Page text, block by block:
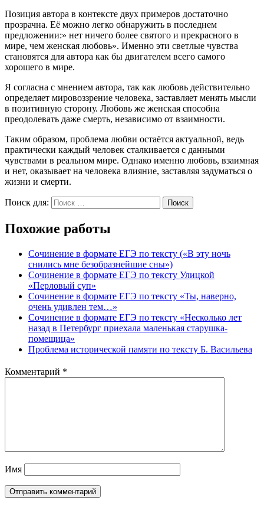
Позиция автора в контексте двух примеров достаточно
прозрачна. Её можно легко обнаружить в последнем
предложении:» нет ничего более святого и прекрасного в
мире, чем женская любовь». Именно эти светлые чувства
становятся для автора как бы двигателем всего самого
хорошего в мире.
Я согласна с мнением автора, так как любовь действительно
определяет мировоззрение человека, заставляет менять мысли
в позитивную сторону. Любовь же женская способна
преодолевать даже смерть, независимо от взаимности.
Таким образом, проблема любви остаётся актуальной, ведь
практически каждый человек сталкивается с данными
чувствами в реальном мире. Однако именно любовь, взаимная
и нет, оказывает на человека влияние, заставляя задуматься о
жизни и смерти.
Поиск для: Поиск
Похожие работы
Сочинение в формате ЕГЭ по тексту («В эту ночь
снились мне безобразнейшие сны»)
Сочинение в формате ЕГЭ по тексту Улицкой
«Перловый суп»
Сочинение в формате ЕГЭ по тексту «Ты, наверно,
очень удивлен тем…»
Сочинение в формате ЕГЭ по тексту «Несколько лет
назад в Петербург приехала маленькая старушка-
помещица»
Проблема исторической памяти по тексту Б. Васильева
Комментарий *
Имя